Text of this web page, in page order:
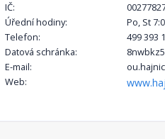
IČ:
Úřední hodiny:
Po, St
Telefon:
499 393
Datová schránka:
8nwbkz5
E-mail:
Web: